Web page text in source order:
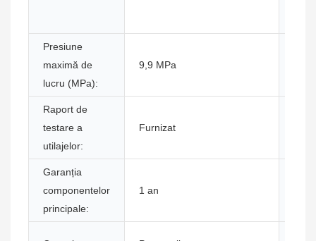
Presiune
maximă de
lucru (MPa):
9,9 MPa
Raport de
testare a
utilajelor:
Furnizat
Garanția
componentelor
principale:
1 an